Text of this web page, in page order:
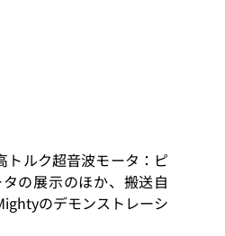
トルク超音波モータ：ピ
の展示のほか、搬送自
のデモンストレーシ